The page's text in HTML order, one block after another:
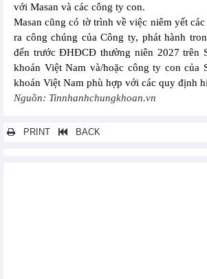
với Masan và các công ty con.
Masan cũng có tờ trình về việc niêm yết
ra công chúng của Công ty, phát hành
đến trước ĐHĐCĐ thường niên 2027 trên
khoán Việt Nam và/hoặc công ty con của
khoán Việt Nam phù hợp với các quy định
Nguồn: Tinnhanhchungkhoan.vn
PRINT BACK